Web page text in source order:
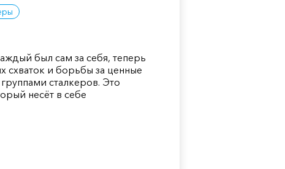
был сам за себя, теперь
схваток и борьбы за ценные
сталкеров. Это
несёт в себе